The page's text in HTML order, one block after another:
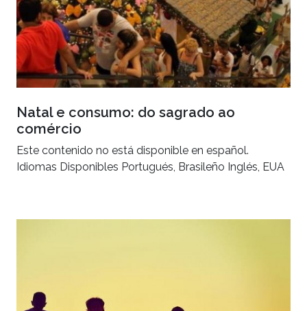
Natal e consumo: do sagrado ao
comércio
Este contenido no está disponible en español.
Idiomas Disponibles Portugués, Brasileño Inglés, EUA